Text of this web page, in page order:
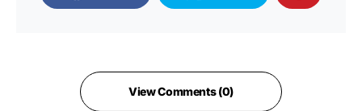
View Comments (0)